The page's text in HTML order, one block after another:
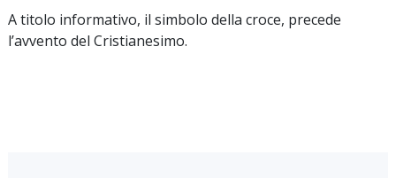
A titolo informativo, il simbolo della croce, precede
l’avvento del Cristianesimo.